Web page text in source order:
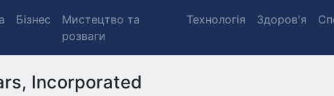
Бізнес
Мистецтво та
розваги
Технологія Здоров'я
Incorporated